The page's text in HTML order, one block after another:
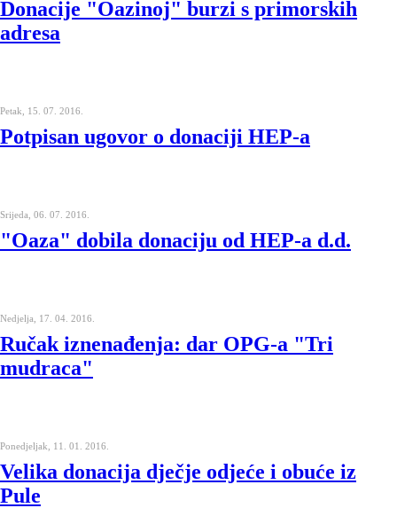
Donacije "Oazinoj" burzi s primorskih
adresa
Petak, 15. 07. 2016.
Potpisan ugovor o donaciji HEP-a
Srijeda, 06. 07. 2016.
"Oaza" dobila donaciju od HEP-a d.d.
Nedjelja, 17. 04. 2016.
Ručak iznenađenja: dar OPG-a "Tri
mudraca"
Ponedjeljak, 11. 01. 2016.
Velika donacija dječje odjeće i obuće iz
Pule